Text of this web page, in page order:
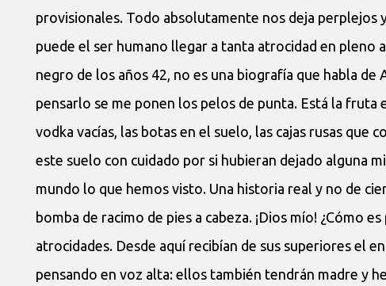
provisionales. Todo absolutamente nos deja perplejos
puede el ser humano llegar a tanta atrocidad en pleno
negro de los años 42, no es una biografía que habla
pensarlo se me ponen los pelos de punta. Está la fruta
vodka vacías, las botas en el suelo, las cajas rusas que
este suelo con cuidado por si hubieran dejado alguna
mundo lo que hemos visto. Una historia real y no de
bomba de racimo de pies a cabeza. ¡Dios mío! ¿Cómo
atrocidades. Desde aquí recibían de sus superiores el
pensando en voz alta: ellos también tendrán madre y